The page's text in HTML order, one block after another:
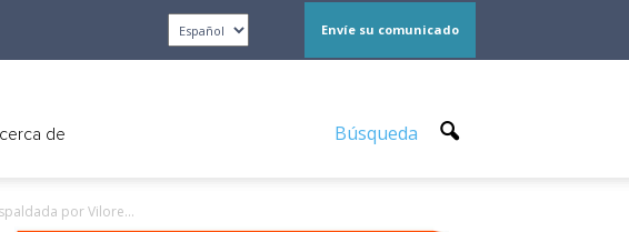
Envíe su comunicado
de Búsqueda
por Vilore...